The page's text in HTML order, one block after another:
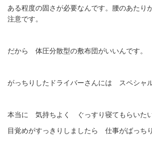
ある程度の固さが必要なんです。腰のあたり
注意です。
だから 体圧分散型の敷布団がいいんです。
がっちりしたドライバーさんには スペシャル
本当に 気持ちよく ぐっすり寝てもらいた
目覚めがすっきりしましたら 仕事がばっちり